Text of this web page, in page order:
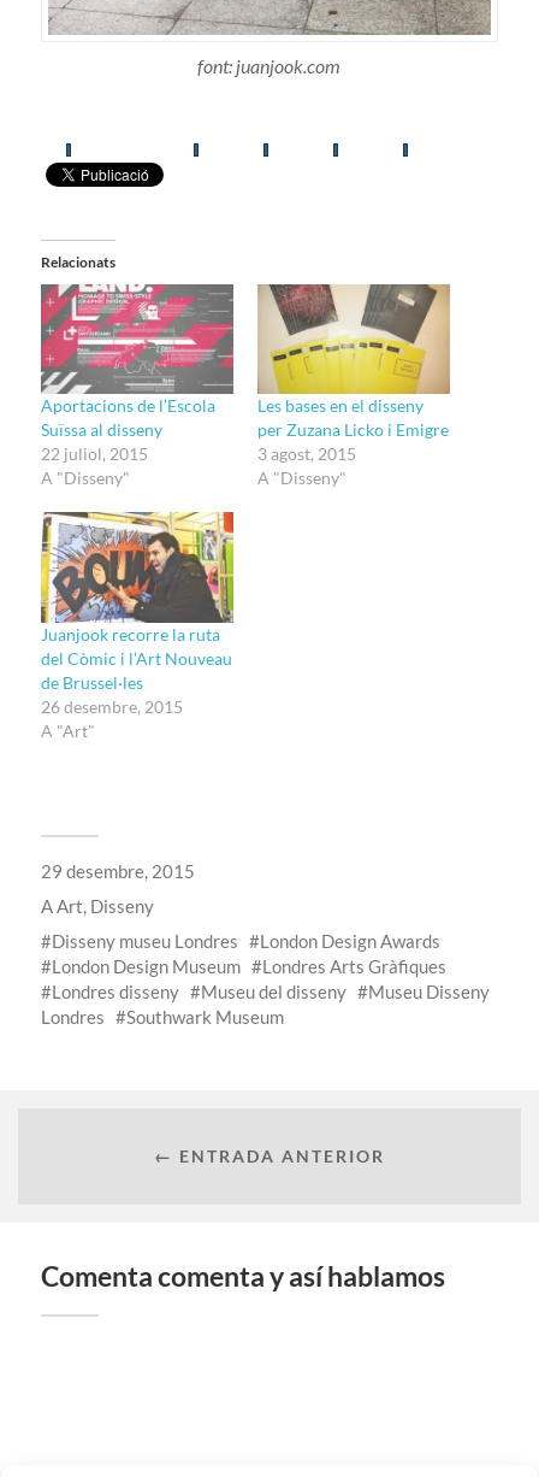
font: juanjook.com
Relacionats
Aportacions de l’Escola
Suïssa al disseny
22 juliol, 2015
A "Disseny"
Les bases en el disseny
per Zuzana Licko i Emigre
3 agost, 2015
A "Disseny"
Juanjook recorre la ruta
del Còmic i l’Art Nouveau
de Brussel·les
26 desembre, 2015
A "Art"
29 desembre, 2015
AArt, Disseny
Disseny museu Londres
London Design Awards
London Design Museum
Londres Arts Gràfiques
Londres disseny
Museu del disseny
Museu Disseny
Londres
Southwark Museum
← ENTRADA ANTERIOR
Comenta comenta y así hablamos